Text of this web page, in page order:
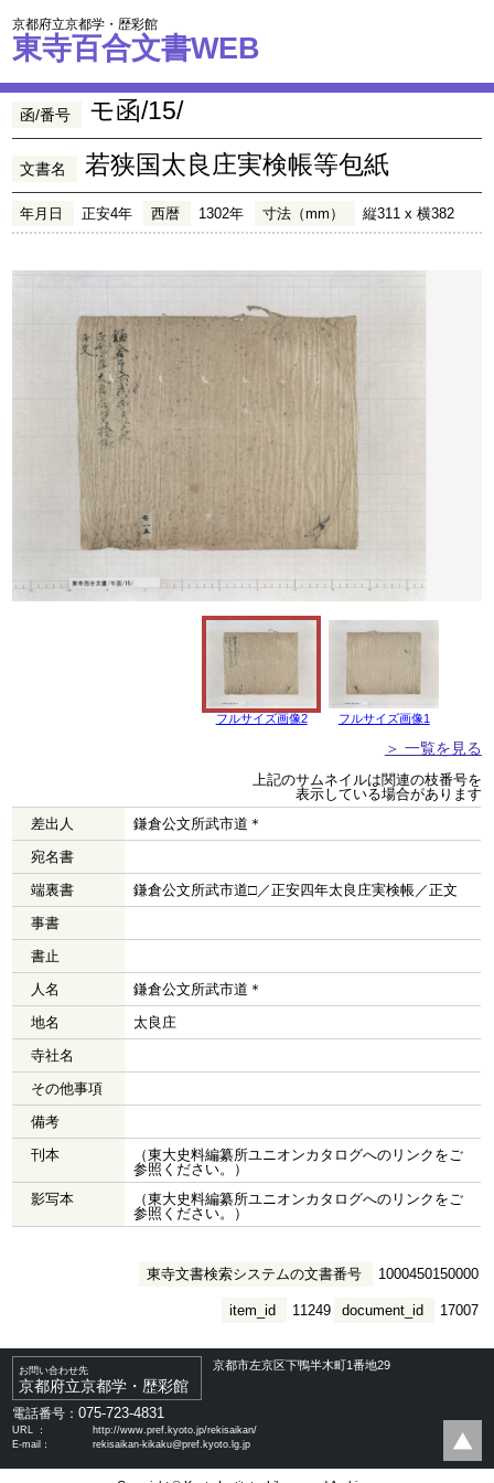
京都府立京都学・歴彩館
東寺百合文書WEB
函/番号 モ函/15/
文書名 若狭国太良庄実検帳等包紙
年月日 正安4年 西暦 1302年 寸法（mm） 縦311 x 横382
フルサイズ画像2 フルサイズ画像1
＞ 一覧を見る
上記のサムネイルは関連の枝番号を
表示している場合があります
差出人
鎌倉公文所武市道＊
宛名書
端裏書
鎌倉公文所武市道□／正安四年太良庄実検帳／正文
事書
書止
人名
鎌倉公文所武市道＊
地名
太良庄
寺社名
その他事項
備考
刊本
（東大史料編纂所ユニオンカタログへのリンクをご
参照ください。）
影写本
（東大史料編纂所ユニオンカタログへのリンクをご
参照ください。）
東寺文書検索システムの文書番号 1000450150000
document_id 17007
item_id 11249
お問い合わせ先
京都府立京都学・歴彩館
京都市左京区下鴨半木町1番地29
電話番号：075-723-4831
URL ：
http://www.pref.kyoto.jp/rekisaikan/
E-mail：
rekisaikan-kikaku@pref.kyoto.lg.jp